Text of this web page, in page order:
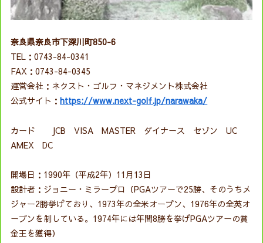
奈良県奈良市下深川町850-6
TEL：0743-84-0341
FAX：0743-84-0345
運営会社：ネクスト・ゴルフ・マネジメント株式会社
公式サイト：https://www.next-golf.jp/narawaka/
カード JCB VISA MASTER ダイナース セゾン UC
AMEX DC
開場日：1990年（平成2年）11月13日
設計者：ジョニー・ミラープロ（PGAツアーで25勝、そのうちメ
ジャー2勝挙げており、1973年の全米オープン、1976年の全英オ
ープンを制している。1974年には年間8勝を挙げPGAツアーの賞
金王を獲得）